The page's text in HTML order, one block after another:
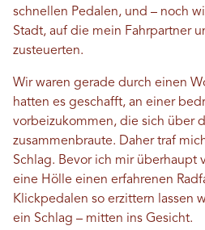
schnellen Pedalen, und – noch
Stadt, auf die mein Fahrpartner
zusteuerten.
Wir waren gerade durch einen
hatten es geschafft, an einer
vorbeizukommen, die sich über
zusammenbraute. Daher traf
Schlag. Bevor ich mir überhaupt
eine Hölle einen erfahrenen
Klickpedalen so erzittern lassen
ein Schlag – mitten ins Gesicht.